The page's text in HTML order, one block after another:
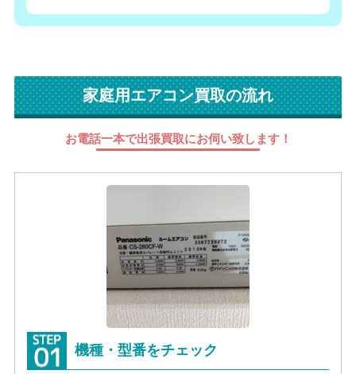
家庭用エアコン買取の流れ
お電話一本で出張買取にお伺い致します！
機種・型番をチェック